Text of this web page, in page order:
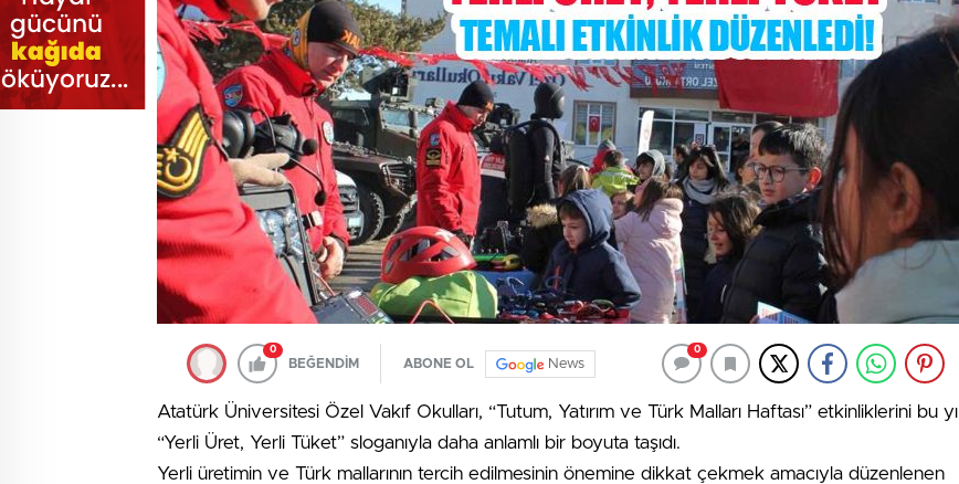
0
BEĞENDİM ABONE OL News
0
Atatürk Üniversitesi Özel Vakıf Okulları, “Tutum, Yatırım ve Türk Malları Haftası” etkinliklerini bu yıl
“Yerli Üret, Yerli Tüket” sloganıyla daha anlamlı bir boyuta taşıdı.
Yerli üretimin ve Türk mallarının tercih edilmesinin önemine dikkat çekmek amacıyla düzenlenen